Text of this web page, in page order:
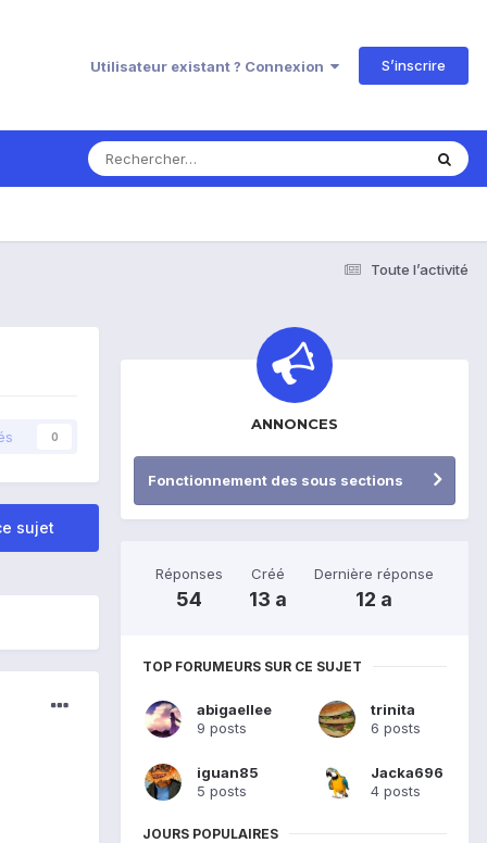
Utilisateur existant ? Connexion S’inscrire
Toute l’activité
0
sujet
ANNONCES
Fonctionnement des sous sections
Réponses
54
Créé
13 a
Dernière réponse
12 a
TOP FORUMEURS SUR CE SUJET
abigaellee
9 posts
trinita
6 posts
iguan85
5 posts
Jacka696
4 posts
JOURS POPULAIRES